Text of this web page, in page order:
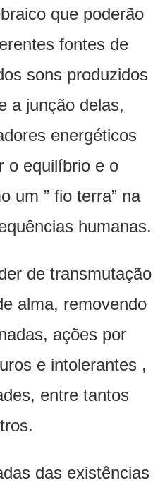
que poderão
fontes de
sons produzidos
a junção delas,
energéticos
o equilíbrio e o
um ” fio terra” na
humanas.
de transmutação
alma, removendo
ações por
e intolerantes ,
entre tantos
das existências